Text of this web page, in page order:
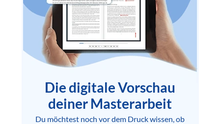
Die digitale Vorschau
deiner Masterarbeit
Du möchtest noch vor dem Druck wissen, ob